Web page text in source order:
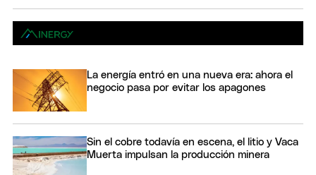
La energía entró en una nueva era: ahora el
negocio pasa por evitar los apagones
Sin el cobre todavía en escena, el litio y Vaca
Muerta impulsan la producción minera